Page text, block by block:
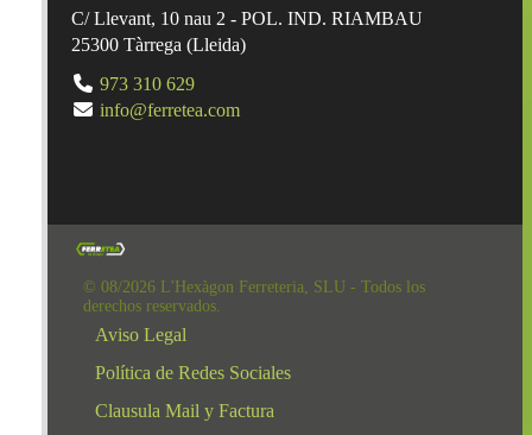
C/ Llevant, 10 nau 2 - POL. IND. RIAMBAU
25300 Tàrrega (Lleida)
973 310 629
info@ferretea.com
© 08/2026 L'Hexàgon Ferreteria, SLU - Todos los
derechos reservados.
Aviso Legal
Política de Redes Sociales
Clausula Mail y Factura